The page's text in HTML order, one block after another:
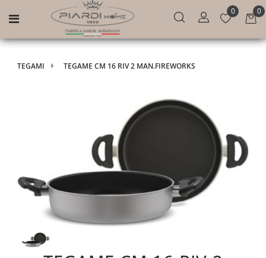
Open menu
0 0
TEGAMI TEGAME CM 16 RIV 2 MAN.FIREWORKS